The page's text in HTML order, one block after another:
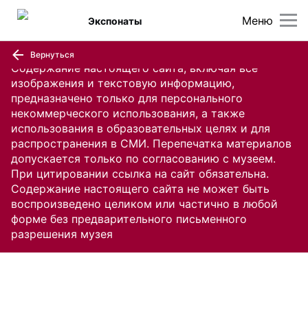
Содержание настоящего сайта, включая все
изображения и текстовую информацию,
предназначено только для персонального
некоммерческого использования, а также
использования в образовательных целях и для
распространения в СМИ. Перепечатка материалов
допускается только по согласованию с музеем.
При цитировании ссылка на сайт обязательна.
Содержание настоящего сайта не может быть
воспроизведено целиком или частично в любой
форме без предварительного письменного
разрешения музея
Меню
Экспонаты
Вернуться